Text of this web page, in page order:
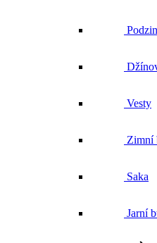
Vesty
Zimní
Saka
Jarní